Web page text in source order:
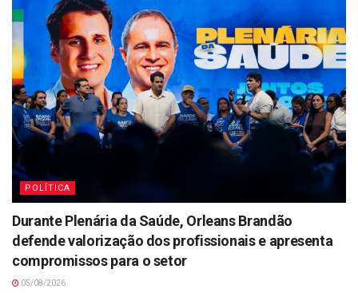
POLÍTICA
Durante Plenária da Saúde, Orleans Brandão
defende valorização dos profissionais e apresenta
compromissos para o setor
05/08/2026